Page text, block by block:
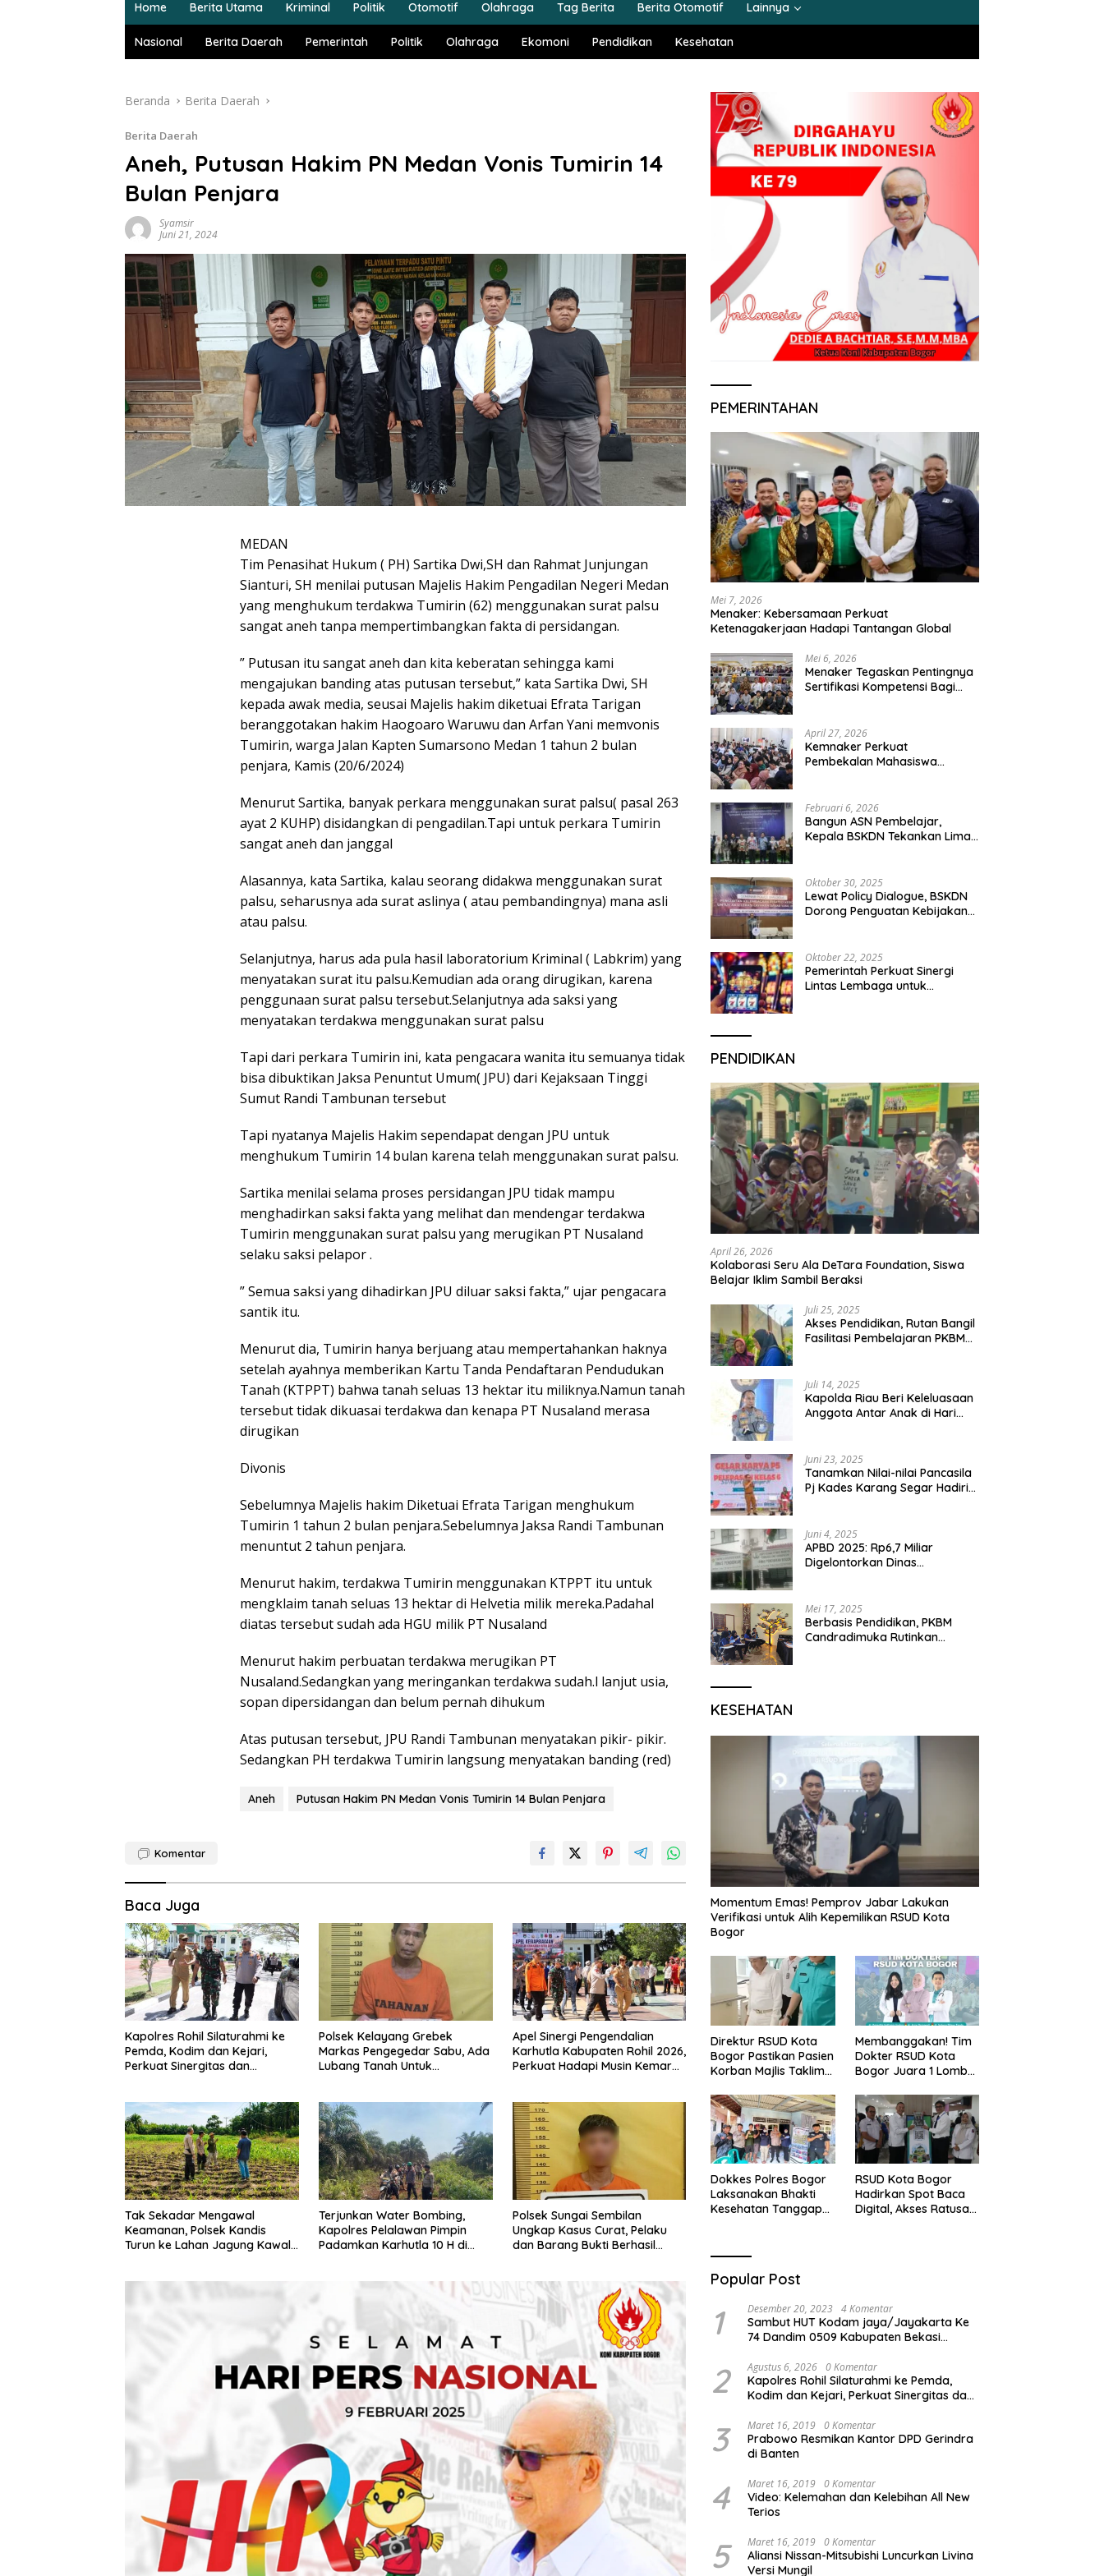
Home Berita Utama Kriminal Politik Otomotif Olahraga Tag Berita Berita Otomotif Lainnya
Nasional Berita Daerah Pemerintah Politik Olahraga Ekomoni Pendidikan Kesehatan
Beranda Berita Daerah
Berita Daerah
Aneh, Putusan Hakim PN Medan Vonis Tumirin 14
Bulan Penjara
Syamsir
Juni 21, 2024
MEDAN
Tim Penasihat Hukum ( PH) Sartika Dwi,SH dan Rahmat Junjungan
Sianturi, SH menilai putusan Majelis Hakim Pengadilan Negeri Medan
yang menghukum terdakwa Tumirin (62) menggunakan surat palsu
sangat aneh tanpa mempertimbangkan fakta di persidangan.
” Putusan itu sangat aneh dan kita keberatan sehingga kami
mengajukan banding atas putusan tersebut,” kata Sartika Dwi, SH
kepada awak media, seusai Majelis hakim diketuai Efrata Tarigan
beranggotakan hakim Haogoaro Waruwu dan Arfan Yani memvonis
Tumirin, warga Jalan Kapten Sumarsono Medan 1 tahun 2 bulan
penjara, Kamis (20/6/2024)
Menurut Sartika, banyak perkara menggunakan surat palsu( pasal 263
ayat 2 KUHP) disidangkan di pengadilan.Tapi untuk perkara Tumirin
sangat aneh dan janggal
Alasannya, kata Sartika, kalau seorang didakwa menggunakan surat
palsu, seharusnya ada surat aslinya ( atau pembandingnya) mana asli
atau palsu.
Selanjutnya, harus ada pula hasil laboratorium Kriminal ( Labkrim) yang
menyatakan surat itu palsu.Kemudian ada orang dirugikan, karena
penggunaan surat palsu tersebut.Selanjutnya ada saksi yang
menyatakan terdakwa menggunakan surat palsu
Tapi dari perkara Tumirin ini, kata pengacara wanita itu semuanya tidak
bisa dibuktikan Jaksa Penuntut Umum( JPU) dari Kejaksaan Tinggi
Sumut Randi Tambunan tersebut
Tapi nyatanya Majelis Hakim sependapat dengan JPU untuk
menghukum Tumirin 14 bulan karena telah menggunakan surat palsu.
Sartika menilai selama proses persidangan JPU tidak mampu
menghadirkan saksi fakta yang melihat dan mendengar terdakwa
Tumirin menggunakan surat palsu yang merugikan PT Nusaland
selaku saksi pelapor .
” Semua saksi yang dihadirkan JPU diluar saksi fakta,” ujar pengacara
santik itu.
Menurut dia, Tumirin hanya berjuang atau mempertahankan haknya
setelah ayahnya memberikan Kartu Tanda Pendaftaran Pendudukan
Tanah (KTPPT) bahwa tanah seluas 13 hektar itu miliknya.Namun tanah
tersebut tidak dikuasai terdakwa dan kenapa PT Nusaland merasa
dirugikan
Divonis
Sebelumnya Majelis hakim Diketuai Efrata Tarigan menghukum
Tumirin 1 tahun 2 bulan penjara.Sebelumnya Jaksa Randi Tambunan
menuntut 2 tahun penjara.
Menurut hakim, terdakwa Tumirin menggunakan KTPPT itu untuk
mengklaim tanah seluas 13 hektar di Helvetia milik mereka.Padahal
diatas tersebut sudah ada HGU milik PT Nusaland
Menurut hakim perbuatan terdakwa merugikan PT
Nusaland.Sedangkan yang meringankan terdakwa sudah.l lanjut usia,
sopan dipersidangan dan belum pernah dihukum
Atas putusan tersebut, JPU Randi Tambunan menyatakan pikir- pikir.
Sedangkan PH terdakwa Tumirin langsung menyatakan banding (red)
Aneh Putusan Hakim PN Medan Vonis Tumirin 14 Bulan Penjara
Komentar
Baca Juga
Kapolres Rohil Silaturahmi ke
Pemda, Kodim dan Kejari,
Perkuat Sinergitas dan
Polsek Kelayang Grebek
Markas Pengegedar Sabu, Ada
Lubang Tanah Untuk
Apel Sinergi Pengendalian
Karhutla Kabupaten Rohil 2026,
Perkuat Hadapi Musin Kemarau
Tak Sekadar Mengawal
Keamanan, Polsek Kandis
Turun ke Lahan Jagung Kawal
Terjunkan Water Bombing,
Kapolres Pelalawan Pimpin
Padamkan Karhutla 10 H di
Polsek Sungai Sembilan
Ungkap Kasus Curat, Pelaku
dan Barang Bukti Berhasil
PEMERINTAHAN
Mei 7, 2026
Menaker: Kebersamaan Perkuat
Ketenagakerjaan Hadapi Tantangan Global
Mei 6, 2026
Menaker Tegaskan Pentingnya
Sertifikasi Kompetensi Bagi
April 27, 2026
Kemnaker Perkuat
Pembekalan Mahasiswa
Februari 6, 2026
Bangun ASN Pembelajar,
Kepala BSKDN Tekankan Lima
Oktober 30, 2025
Lewat Policy Dialogue, BSKDN
Dorong Penguatan Kebijakan
Oktober 22, 2025
Pemerintah Perkuat Sinergi
Lintas Lembaga untuk
PENDIDIKAN
April 26, 2026
Kolaborasi Seru Ala DeTara Foundation, Siswa
Belajar Iklim Sambil Beraksi
Juli 25, 2025
Akses Pendidikan, Rutan Bangil
Fasilitasi Pembelajaran PKBM
Juli 14, 2025
Kapolda Riau Beri Keleluasaan
Anggota Antar Anak di Hari
Juni 23, 2025
Tanamkan Nilai-nilai Pancasila
Pj Kades Karang Segar Hadiri
01 Karang Segar
Juni 4, 2025
APBD 2025: Rp6,7 Miliar
Digelontorkan Dinas
Mei 17, 2025
Berbasis Pendidikan, PKBM
Candradimuka Rutinkan
KESEHATAN
Momentum Emas! Pemprov Jabar Lakukan
Verifikasi untuk Alih Kepemilikan RSUD Kota
Bogor
Direktur RSUD Kota
Bogor Pastikan Pasien
Korban Majlis Taklim
Mendapatkan
Perawatan Maksimal
Membanggakan! Tim
Dokter RSUD Kota
Bogor Juara 1 Lomba
Pengakuan di Pentas
Medis Se-Bogor
Dokkes Polres Bogor
Laksanakan Bhakti
Kesehatan Tanggap
RSUD Kota Bogor
Hadirkan Spot Baca
Digital, Akses Ratusan
Popular Post
1 Desember 20, 2023 4 Komentar
Sambut HUT Kodam jaya/Jayakarta Ke
74 Dandim 0509 Kabupaten Bekasi
Yatim-Piatu
2 Agustus 6, 2026 0 Komentar
Kapolres Rohil Silaturahmi ke Pemda,
Kodim dan Kejari, Perkuat Sinergitas dan
3 Maret 16, 2019 0 Komentar
Prabowo Resmikan Kantor DPD Gerindra
di Banten
4 Maret 16, 2019 0 Komentar
Video: Kelemahan dan Kelebihan All New
Terios
5 Maret 16, 2019 0 Komentar
Aliansi Nissan-Mitsubishi Luncurkan Livina
Versi Mungil